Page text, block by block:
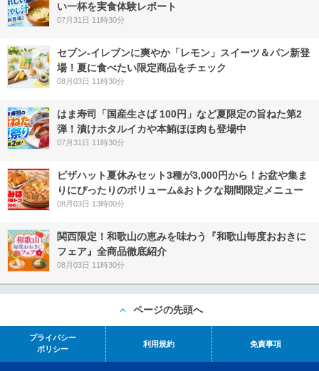
い一杯を実食体験レポート
07月31日 11時30分
セブン‐イレブンに爽やか「レモン」スイーツ＆パン新登
場！夏に食べたい限定商品をチェック
08月03日 11時30分
はま寿司「国産生さば 100円」など夏限定の旨ねた第2
弾！漬けホタルイカや本鮪ほほ肉も登場中
07月31日 11時30分
ピザハット夏休みセット3種が3,000円から！お盆や集ま
りにぴったりのボリューム&おトクな期間限定メニュー
08月03日 13時00分
関西限定！和歌山の恵みを味わう『和歌山毎度おおきに
フェア』全商品徹底紹介
08月03日 11時30分
ページの先頭へ
プライバシー
ポリシー
利用規約 免責事項